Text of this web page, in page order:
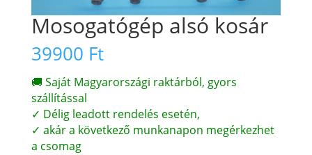
Mosogatógép alsó kosár
39900 Ft
🚚 Saját Magyarországi raktárból, gyors
szállítással
✓ Délig leadott rendelés esetén,
✓ akár a következő munkanapon megérkezhet
a csomag